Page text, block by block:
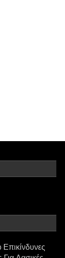
Επικίνδυνες